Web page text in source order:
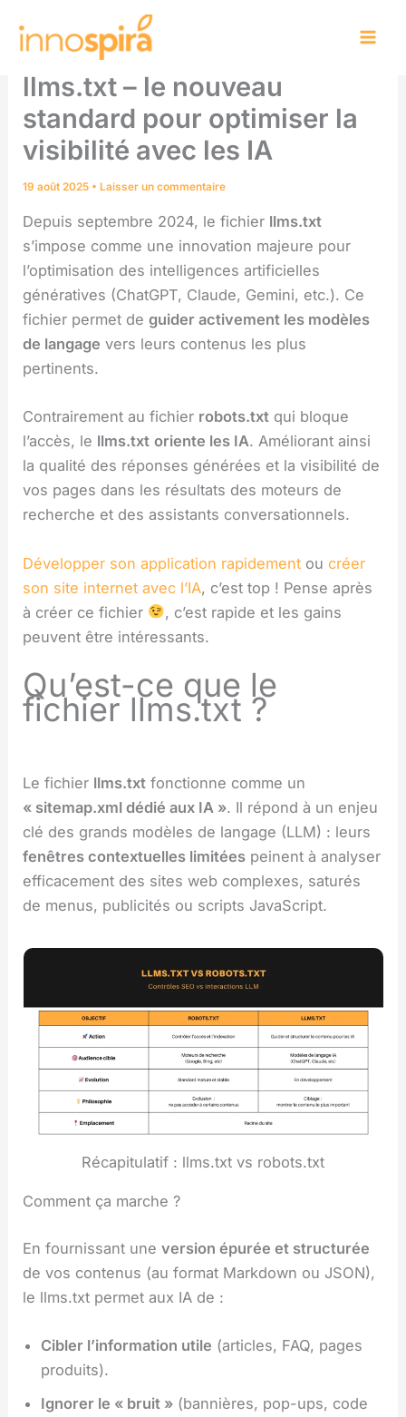
llms.txt – le nouveau
standard pour optimiser la
visibilité avec les IA
19 août 2025 •Laisser un commentaire
Depuis septembre 2024, le fichier llms.txt
s’impose comme une innovation majeure pour
l’optimisation des intelligences artificielles
génératives (ChatGPT, Claude, Gemini, etc.). Ce
fichier permet deguider activement les modèles
de langage vers leurs contenus les plus
pertinents.
Contrairement au fichier robots.txt qui bloque
l’accès, le llms.txt oriente les IA. Améliorant ainsi
la qualité des réponses générées et la visibilité de
vos pages dans les résultats des moteurs de
recherche et des assistants conversationnels.
Développer son application rapidement oucréer
son site internet avec l’IA, c’est top ! Pense après
à créer ce fichier
, c’est rapide et les gains
peuvent être intéressants.
Qu’est-ce que le
fichier llms.txt ?
Le fichier llms.txt fonctionne comme un
« sitemap.xml dédié aux IA ». Il répond à un enjeu
clé des grands modèles de langage (LLM) : leurs
fenêtres contextuelles limitées peinent à analyser
efficacement des sites web complexes, saturés
de menus, publicités ou scripts JavaScript.
Récapitulatif : llms.txt vs robots.txt
Comment ça marche ?
En fournissant uneversion épurée et structurée
de vos contenus (au format Markdown ou JSON),
le llms.txt permet aux IA de :
Cibler l’information utile (articles, FAQ, pages
produits).
Ignorer le « bruit » (bannières, pop-ups, code